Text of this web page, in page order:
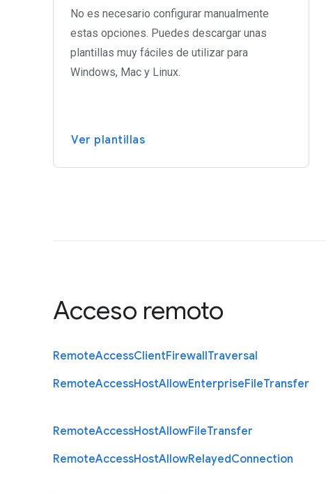
No es necesario configurar manualmente
estas opciones. Puedes descargar unas
plantillas muy fáciles de utilizar para
Windows, Mac y Linux.
Ver plantillas
Acceso remoto
RemoteAccessClientFirewallTraversal
RemoteAccessHostAllowEnterpriseFileTransfer
RemoteAccessHostAllowFileTransfer
RemoteAccessHostAllowRelayedConnection